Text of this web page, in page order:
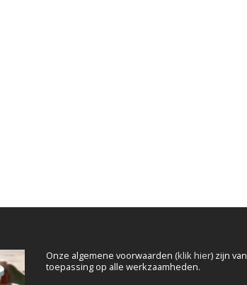
Onze algemene voorwaarden (klik hier) zijn van
toepassing op alle werkzaamheden.